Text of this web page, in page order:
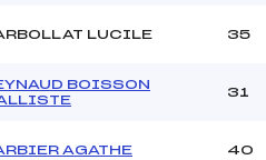
:
:
LUCILE 35
BOISSON
31
AGATHE 40